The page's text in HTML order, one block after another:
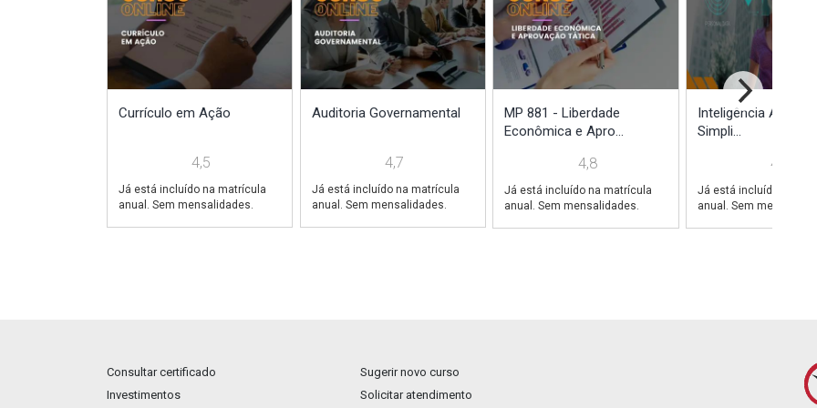
Currículo em Ação
4,5
Já está incluído na matrícula
anual. Sem mensalidades.
Auditoria Governamental
4,7
Já está incluído na matrícula
anual. Sem mensalidades.
MP 881 - Liberdade
Econômica e Apro...
4,8
Já está incluído na matrícula
anual. Sem mensalidades.
Inteligência Artificial
Simpli...
4,0
Já está incluído na
anual. Sem
Consultar certificado
Sugerir novo curso
Investimentos
Solicitar atendimento